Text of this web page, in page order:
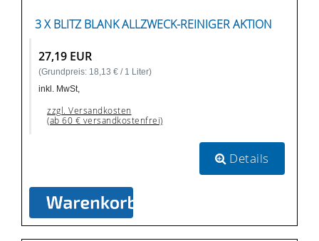
3 X BLITZ BLANK ALLZWECK-REINIGER AKTION
27,19 EUR
(Grundpreis: 18,13 € / 1 Liter)
inkl. MwSt,
zzgl. Versandkosten
(ab 60 € versandkostenfrei)
Details